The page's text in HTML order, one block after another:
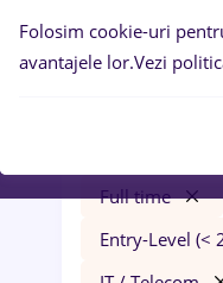
Filtre
Full time
Entry-Level (<
Folosim cookie-uri
avantajele lor.Vezi